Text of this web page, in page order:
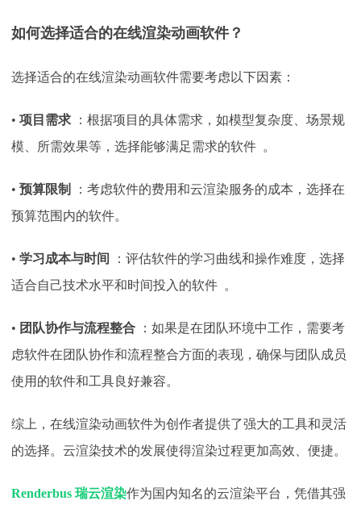
如何选择适合的在线渲染动画软件？
选择适合的在线渲染动画软件需要考虑以下因素：
• 项目需求
：根据项目的具体需求，如模型复杂度、场景规
模、所需效果等，选择能够满足需求的软件 。
• 预算限制
：考虑软件的费用和云渲染服务的成本，选择在
预算范围内的软件。
• 学习成本与时间
：评估软件的学习曲线和操作难度，选择
适合自己技术水平和时间投入的软件 。
• 团队协作与流程整合 ：如果是在团队环境中工作，需要考
虑软件在团队协作和流程整合方面的表现，确保与团队成员
使用的软件和工具良好兼容。
综上，在线渲染动画软件为创作者提供了强大的工具和灵活
的选择。云渲染技术的发展使得渲染过程更加高效、便捷。
Renderbus 瑞云渲染作为国内知名的云渲染平台，凭借其强